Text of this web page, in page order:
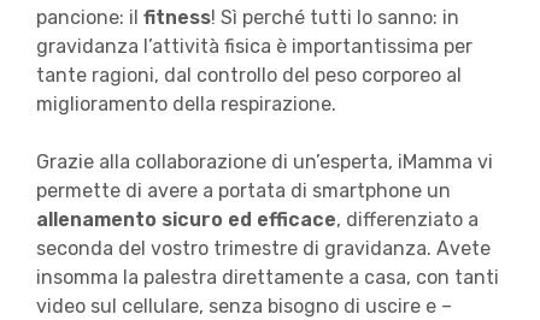
pancione: il fitness! Sì perché tutti lo sanno: in
gravidanza l’attività fisica è importantissima per
tante ragioni, dal controllo del peso corporeo al
miglioramento della respirazione.
Grazie alla collaborazione di un’esperta, iMamma vi
permette di avere a portata di smartphone un
allenamento sicuro ed efficace, differenziato a
seconda del vostro trimestre di gravidanza. Avete
insomma la palestra direttamente a casa, con tanti
video sul cellulare, senza bisogno di uscire e –